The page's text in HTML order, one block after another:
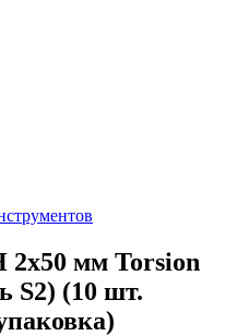
2x50 мм Torsion
S2) (10 шт.